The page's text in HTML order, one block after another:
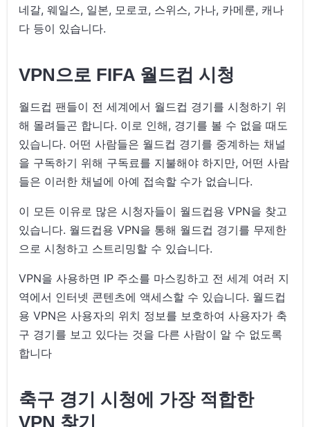
네갈, 웨일스, 일본, 모로코, 스위스, 가나, 카메룬, 캐나
다 등이 있습니다.
VPN으로 FIFA 월드컵 시청
월드컵 팬들이 전 세계에서 월드컵 경기를 시청하기 위
해 몰려들곤 합니다. 이로 인해, 경기를 볼 수 없을 때도
있습니다. 어떤 사람들은 월드컵 경기를 중계하는 채널
을 구독하기 위해 구독료를 지불해야 하지만, 어떤 사람
들은 이러한 채널에 아예 접속할 수가 없습니다.
이 모든 이유로 많은 시청자들이 월드컵용 VPN을 찾고
있습니다. 월드컵용 VPN을 통해 월드컵 경기를 무제한
으로 시청하고 스트리밍할 수 있습니다.
VPN을 사용하면 IP 주소를 마스킹하고 전 세계 여러 지
역에서 인터넷 콘텐츠에 액세스할 수 있습니다. 월드컵
용 VPN은 사용자의 위치 정보를 보호하여 사용자가 축
구 경기를 보고 있다는 것을 다른 사람이 알 수 없도록
합니다
축구 경기 시청에 가장 적합한
VPN 찾기